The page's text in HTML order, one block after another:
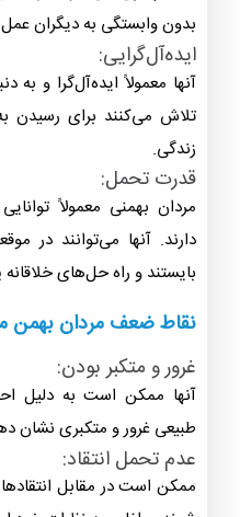
خلاقیت:
آنها عموماً دارای خلاقیت
موسیقی، نوآوری و طراحی را
استقلال:
مردان بهمنی تمایل
تصمیم‌گیری‌های خود دارند.
بدون وابستگی به دیگران
ایده‌آل‌گرایی:
آنها معمولاً ایده‌آل‌گرا و
تلاش می‌کنند برای رسیدن
زندگی.
قدرت تحمل:
مردان بهمنی معمولاً
دارند. آنها می‌توانند در
بایستند و راه حل‌های خلاقانه
نقاط ضعف مردان بهمن